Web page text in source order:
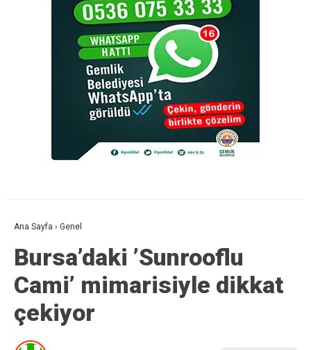
Ana Sayfa › Genel
Bursa’daki ’Sunrooflu
Cami’ mimarisiyle dikkat
çekiyor